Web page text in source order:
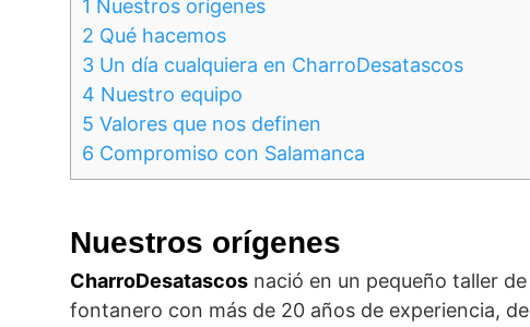
1 Nuestros orígenes
2 Qué hacemos
3 Un día cualquiera en CharroDesatascos
4 Nuestro equipo
5 Valores que nos definen
6 Compromiso con Salamanca
Nuestros orígenes
CharroDesatascos nació en un pequeño taller
fontanero con más de 20 años de experiencia,